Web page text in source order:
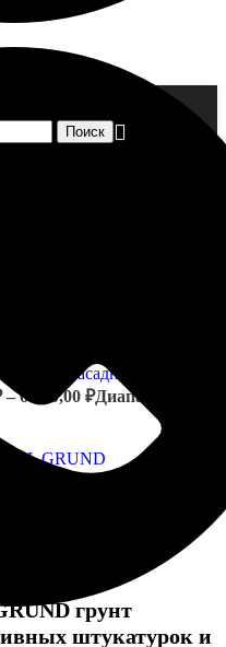
Поиск
эмаль акриловая
фасадная водно-
– 6 570,00 ₽Диапазон цен:
грунт
штукатурок и